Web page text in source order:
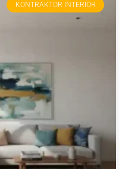
KONTRAKTOR INTERIOR